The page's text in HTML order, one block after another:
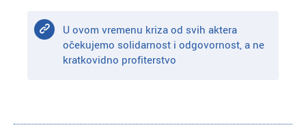
U ovom vremenu kriza od svih aktera
očekujemo solidarnost i odgovornost, a ne
kratkovidno profiterstvo